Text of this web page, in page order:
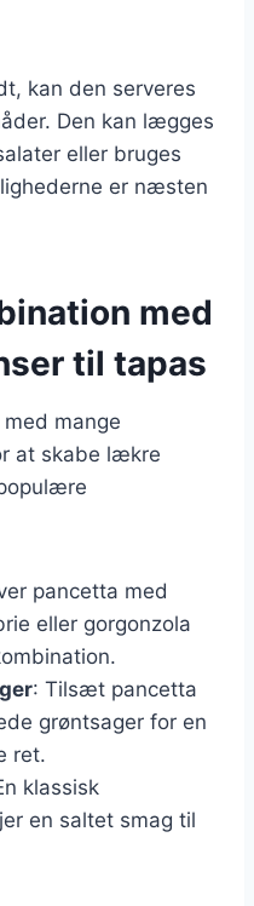
kan den serveres
Den kan lægges
eller bruges
er næsten
med
til tapas
mange
at skabe lækre
pancetta med
eller gorgonzola
: Tilsæt pancetta
grøntsager for en
ret.
klassisk
en saltet smag til